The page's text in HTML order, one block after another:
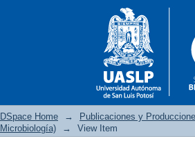
DSpace Home → Publicaciones y
Microbiología)
→ View Item